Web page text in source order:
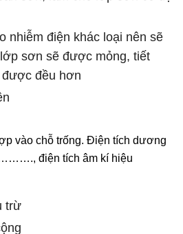
nhiễm điện khác loại nên sẽ
sơn sẽ được mỏng, tiết
đều hơn
vào chỗ trống. Điện tích dương
điện tích âm kí hiệu
trừ